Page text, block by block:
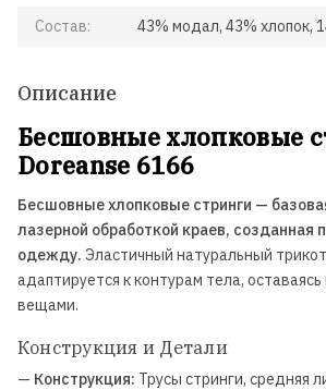
Состав: 43% модал, 43% хлопок,
Описание
Бесшовные хлопковые
Doreanse 6166
Бесшовные хлопковые стринги —
лазерной обработкой краев,
одежду. Эластичный натуральный
адаптируется к контурам тела,
вещами.
Конструкция и Детали
— Конструкция: Трусы стринги, средняя